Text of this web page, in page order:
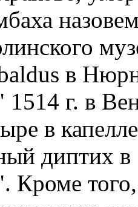
в
г. в
в
диптих
Кроме